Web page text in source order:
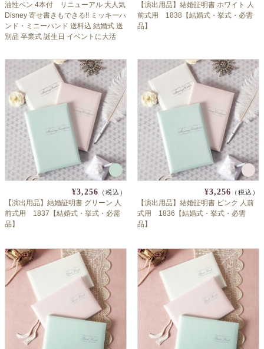
会社概要
よくあるご質問
無料サンプル・資料請求
お問合せ
油性ペン 4本付 リニューアル 大人気
Disney 寄せ書きもできる!! ミッキーハ
ンド・ミニーハンド 送料込 結婚式 送
別品 卒業式 誕生日 イベントに大活
【演出用品】結婚証明書 ホワイト 人
前式用 1838【結婚式・挙式・必需
品】
¥3,256 （税込）
【演出用品】結婚証明書 グリーン 人
前式用 1837【結婚式・挙式・必需
品】
¥3,256 （税込）
【演出用品】結婚証明書 ピンク 人前
式用 1836【結婚式・挙式・必需
品】